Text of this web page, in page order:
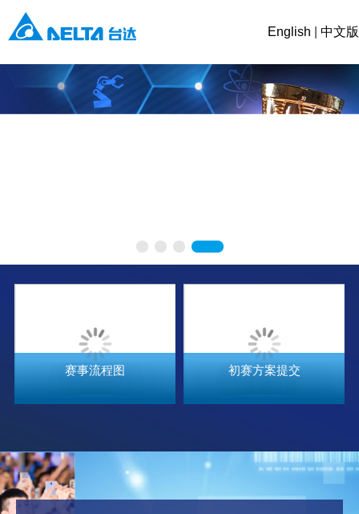
English 中文版
赛事流程图 初赛方案提交